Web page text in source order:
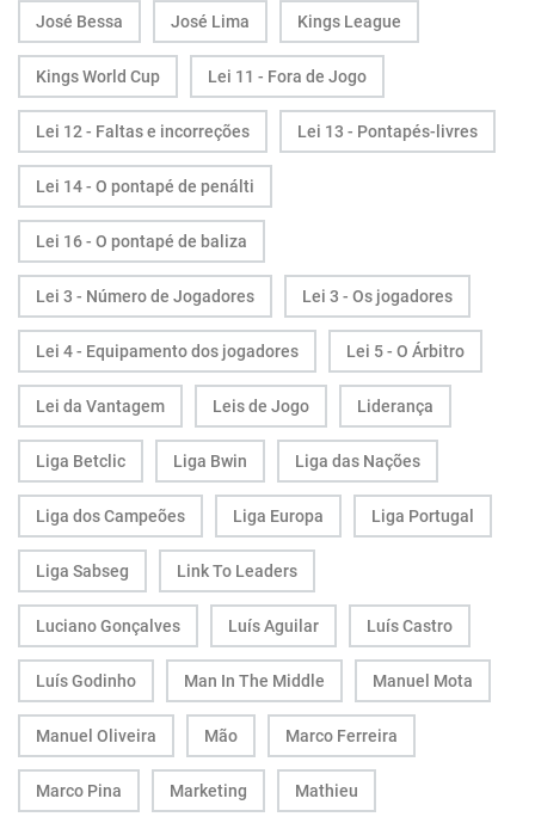
José Bessa José Lima Kings League
Kings World Cup Lei 11 - Fora de Jogo
Lei 12 - Faltas e incorreções Lei 13 - Pontapés-livres
Lei 14 - O pontapé de penálti
Lei 16 - O pontapé de baliza
Lei 3 - Número de Jogadores Lei 3 - Os jogadores
Lei 4 - Equipamento dos jogadores Lei 5 - O Árbitro
Lei da Vantagem Leis de Jogo Liderança
Liga Betclic Liga Bwin Liga das Nações
Liga dos Campeões Liga Europa Liga Portugal
Liga Sabseg Link To Leaders
Luciano Gonçalves Luís Aguilar Luís Castro
Luís Godinho Man In The Middle Manuel Mota
Manuel Oliveira Mão Marco Ferreira
Marco Pina Marketing Mathieu